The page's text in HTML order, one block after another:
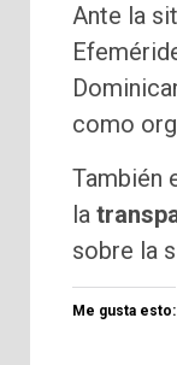
Ante la
como
También
la
sobre la
Me gusta esto: